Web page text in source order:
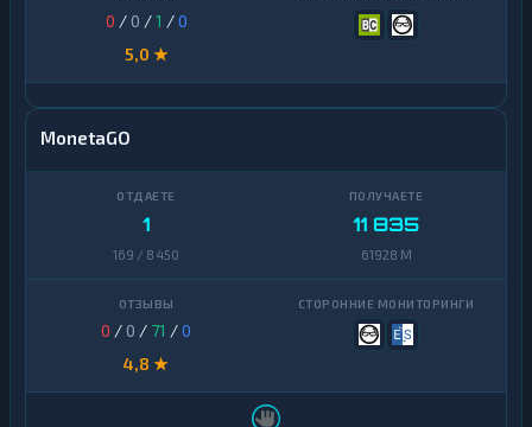
0 / 0 /1 /0
5,0 ★
MonetaGO
1
169 / 8 450
11 835
61928 M
0 / 0 / 71 /0
4,8 ★